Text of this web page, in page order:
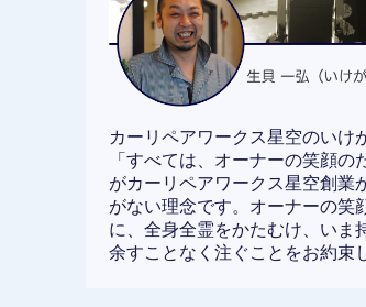
カーリペアワークス星空のいけ
「すべては、オーナーの笑顔の
がカーリペアワークス星空創業
がない理念です。オーナーの笑
に、全身全霊をかたむけ、いま
余すことなく注ぐことをお約束